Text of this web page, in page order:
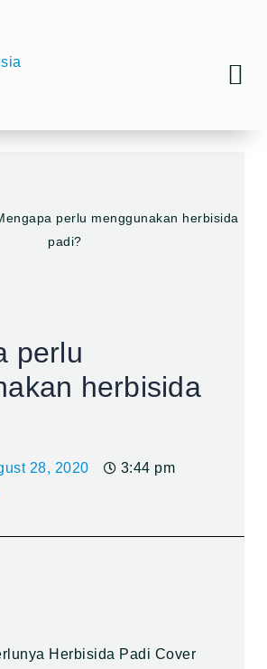
perlu menggunakan herbisida
padi?
perlu
herbisida
28, 2020
3:44 pm